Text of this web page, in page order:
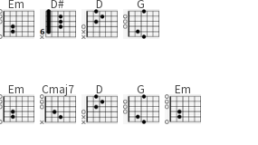
Em Cmaj7 D G Em